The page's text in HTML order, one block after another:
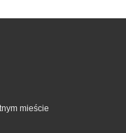
mieście